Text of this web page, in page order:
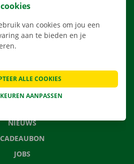
APP
ONS
NIEUWS
CADEAUBON
JOBS
van cookies om jou een
aan te bieden en je
AANPASSEN
ALLE COOKIES